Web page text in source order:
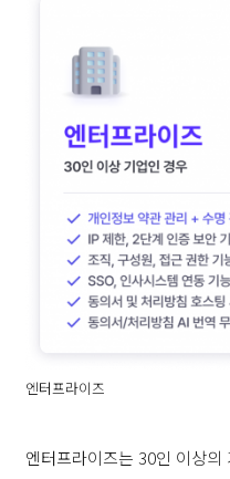
엔터프라이즈
엔터프라이즈는 30인 이상의